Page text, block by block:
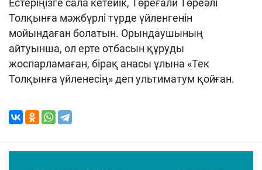
Естеріңізге сала кетейік, Төреғали Төреәлі
Толқынға мәжбүрлі түрде үйленгенін
мойындаған болатын. Орындаушының
айтуынша, ол ерте отбасын құруды
жоспарламаған, бірақ анасы ұлына «Тек
Толқынға үйленесің» деп ультиматум қойған.